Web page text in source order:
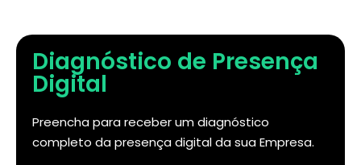
Diagnóstico de Presença
Digital
Preencha para receber um diagnóstico
completo da presença digital da sua Empresa.